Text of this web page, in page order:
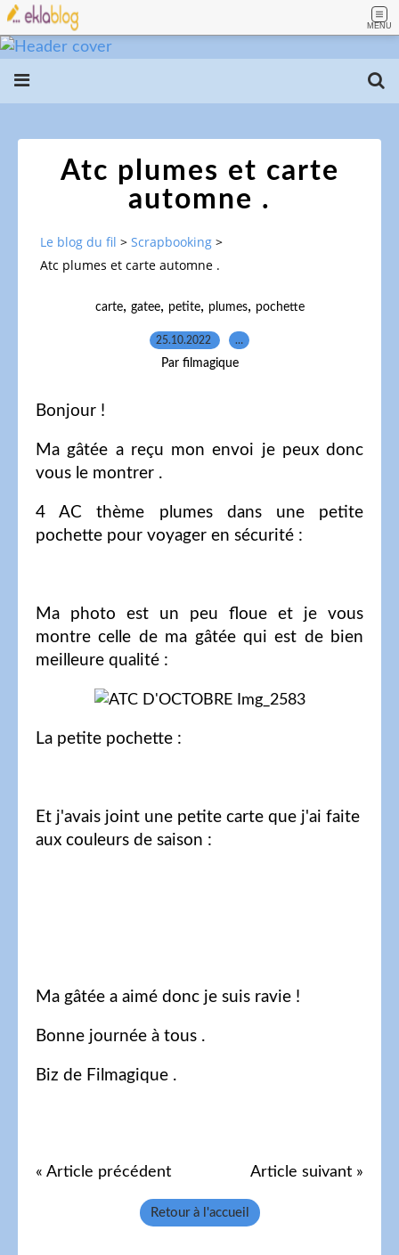
MENU
Atc plumes et carte
automne .
Le blog du fil > Scrapbooking >
Atc plumes et carte automne .
carte, gatee, petite, plumes, pochette
25.10.2022 …
Par filmagique
Bonjour !
Ma gâtée a reçu mon envoi je peux donc
vous le montrer .
4 AC thème plumes dans une petite
pochette pour voyager en sécurité :
Ma photo est un peu floue et je vous
montre celle de ma gâtée qui est de bien
meilleure qualité :
La petite pochette :
Et j'avais joint une petite carte que j'ai faite
aux couleurs de saison :
Ma gâtée a aimé donc je suis ravie !
Bonne journée à tous .
Biz de Filmagique .
« Article précédent Article suivant »
Retour à l'accueil